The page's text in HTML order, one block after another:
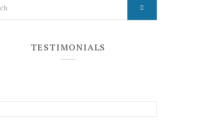
TESTIMONIALS